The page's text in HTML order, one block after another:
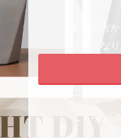
ビジネス
まちづく
多くの方
品化にな
こちらから